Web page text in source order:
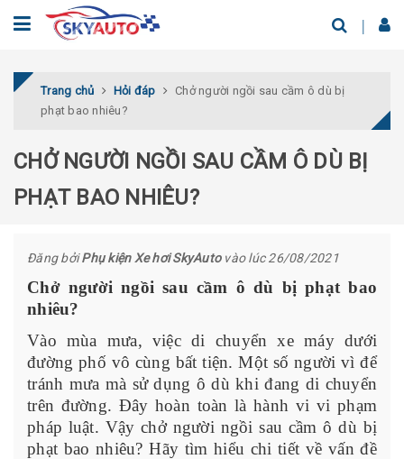
Trang chủ Hỏi đáp
Chở người ngồi sau cầm ô dù bị
phạt bao nhiêu?
CHỞ NGƯỜI NGỒI SAU CẦM Ô DÙ BỊ
PHẠT BAO NHIÊU?
Đăng bởiPhụ kiện Xe hơi SkyAutovào lúc 26/08/2021
Chở người ngồi sau cầm ô dù bị phạt bao
nhiêu?
Vào mùa mưa, việc di chuyển xe máy dưới
đường phố vô cùng bất tiện. Một số người vì để
tránh mưa mà sử dụng ô dù khi đang di chuyển
trên đường. Đây hoàn toàn là hành vi vi phạm
pháp luật. Vậy chở người ngồi sau cầm ô dù bị
phạt bao nhiêu? Hãy tìm hiểu chi tiết về vấn đề